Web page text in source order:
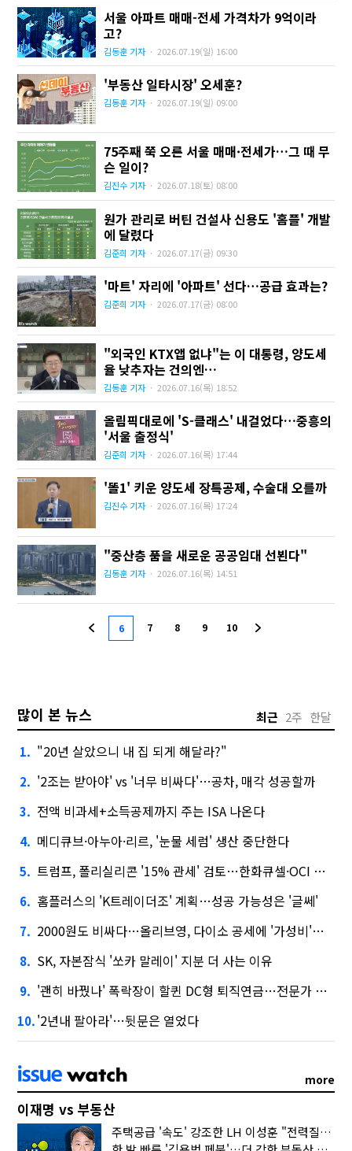
서울 아파트 매매-전세 가격차가 9억이라
고?
김동훈 기자 · 2026.07.19(일) 16:00
'부동산 일타시장' 오세훈?
김동훈 기자 · 2026.07.19(일) 09:00
75주째 쭉 오른 서울 매매·전세가…그 때 무
슨 일이?
김진수 기자 · 2026.07.18(토) 08:00
원가 관리로 버틴 건설사 신용도 '홈플' 개발
에 달렸다
김준희 기자 · 2026.07.17(금) 09:30
'마트' 자리에 '아파트' 선다…공급 효과는?
김준희 기자 · 2026.07.17(금) 08:00
"외국인 KTX앱 없냐"는 이 대통령, 양도세
율 낮추자는 건의엔…
김동훈 기자 · 2026.07.16(목) 18:52
올림픽대로에 'S-클래스' 내걸었다…중흥의
'서울 출정식'
김준희 기자 · 2026.07.16(목) 17:44
'똘1' 키운 양도세 장특공제, 수술대 오를까
김진수 기자 · 2026.07.16(목) 17:24
"중산층 품을 새로운 공공임대 선뵌다"
김동훈 기자 · 2026.07.16(목) 14:51
이
6 7 8 9 10
많이 본 뉴스 최근 2주 한달
1. "20년 살았으니 내 집 되게 해달라?"
2. '2조는 받아야' vs '너무 비싸다'…공차, 매각 성공할까
3. 전액 비과세+소득공제까지 주는 ISA 나온다
4. 메디큐브·아누아·리르, '눈물 세럼' 생산 중단한다
5. 트럼프, 폴리실리콘 '15% 관세' 검토…한화큐셀·OCI 영향은?
6. 홈플러스의 'K트레이더조' 계획…성공 가능성은 '글쎄'
7. 2000원도 비싸다…올리브영, 다이소 공세에 '가성비'로 맞불
8. SK, 자본잠식 '쏘카 말레이' 지분 더 사는 이유
9. '괜히 바꿨나' 폭락장이 할퀸 DC형 퇴직연금…전문가 조언은
10.'2년내 팔아라'…뒷문은 열었다
more
이재명 vs 부동산
주택공급 '속도' 강조한 LH 이성훈 "전력질주해야"